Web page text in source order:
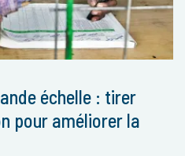
échelle : tirer
pour améliorer la